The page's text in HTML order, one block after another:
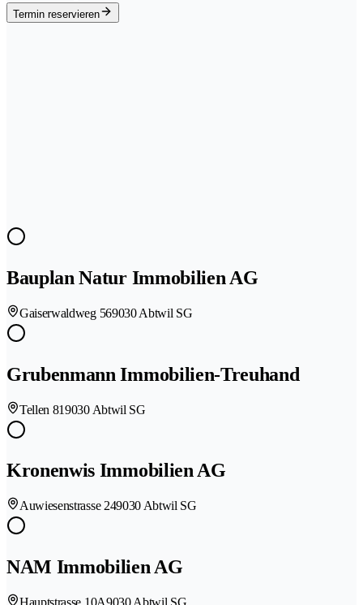
Termin reservieren
Bauplan Natur Immobilien AG
Gaiserwaldweg 569030 Abtwil SG
Grubenmann Immobilien-Treuhand
Tellen 819030 Abtwil SG
Kronenwis Immobilien AG
Auwiesenstrasse 249030 Abtwil SG
NAM Immobilien AG